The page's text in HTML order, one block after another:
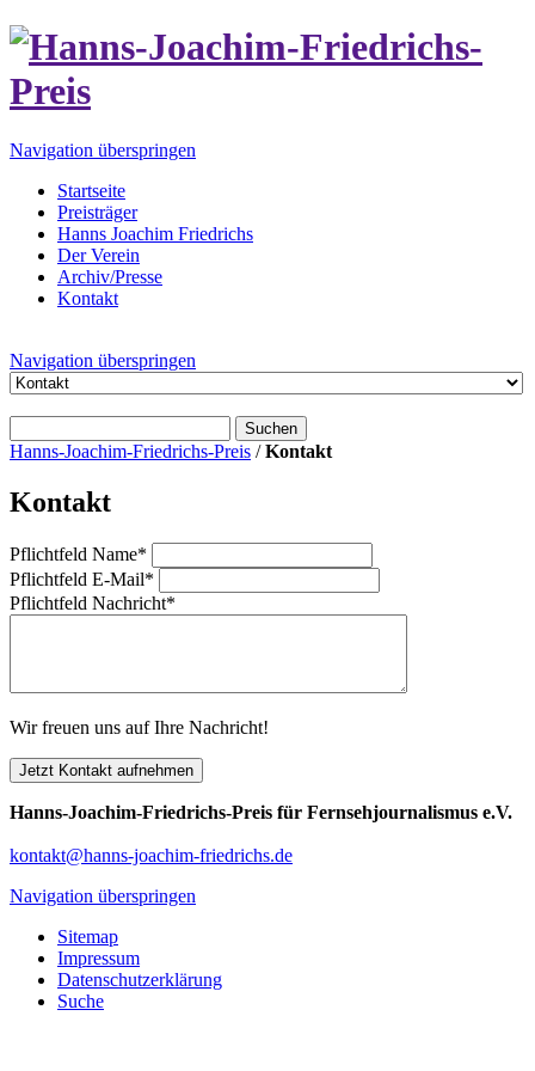
Navigation überspringen
Startseite
Preisträger
Hanns Joachim Friedrichs
Der Verein
Archiv/Presse
Kontakt
Navigation überspringen
Suchen
Hanns-Joachim-Friedrichs-Preis /Kontakt
Kontakt
Pflichtfeld Name*
Pflichtfeld E-Mail*
Pflichtfeld Nachricht*
Wir freuen uns auf Ihre Nachricht!
Jetzt Kontakt aufnehmen
Hanns-Joachim-Friedrichs-Preis für Fernsehjournalismus e.V.
kontakt@hanns-joachim-friedrichs.de
Navigation überspringen
Sitemap
Impressum
Datenschutzerklärung
Suche